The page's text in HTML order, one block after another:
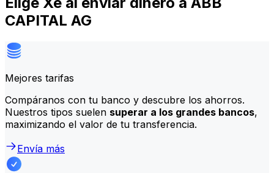
CAPITAL AG
Mejores tarifas
Compáranos con tu banco y descubre los ahorros.
Nuestros tipos suelen superar a los grandes bancos,
maximizando el valor de tu transferencia.
Envía más